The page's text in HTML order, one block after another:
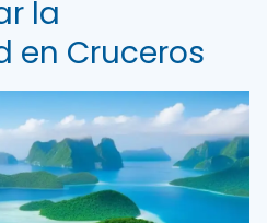
la
en Cruceros